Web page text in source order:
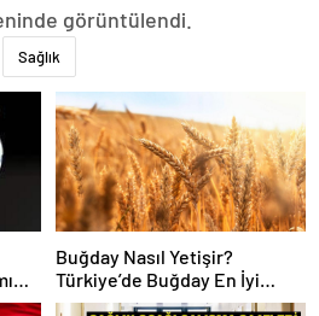
görüntülendi.
Sağlık
Buğday Nasıl Yetişir?
Türkiye’de Buğday En İyi
Nerede Yetişir?